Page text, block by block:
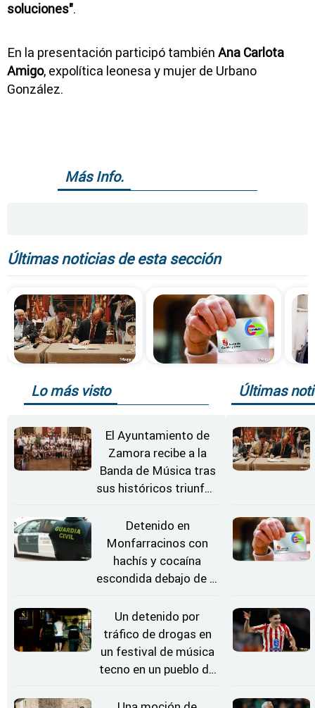
soluciones".
En la presentación participó también Ana Carlota
Amigo, expolítica leonesa y mujer de Urbano
González.
Más Info.
Últimas noticias de esta sección
Lo más visto
El Ayuntamiento de
Zamora recibe a la
Banda de Música tras
sus históricos triunfos
Detenido en
Monfarracinos con
hachís y cocaína
escondida debajo de la
coche
Un detenido por
tráfico de drogas en
un festival de música
tecno en un pueblo de
Últimas